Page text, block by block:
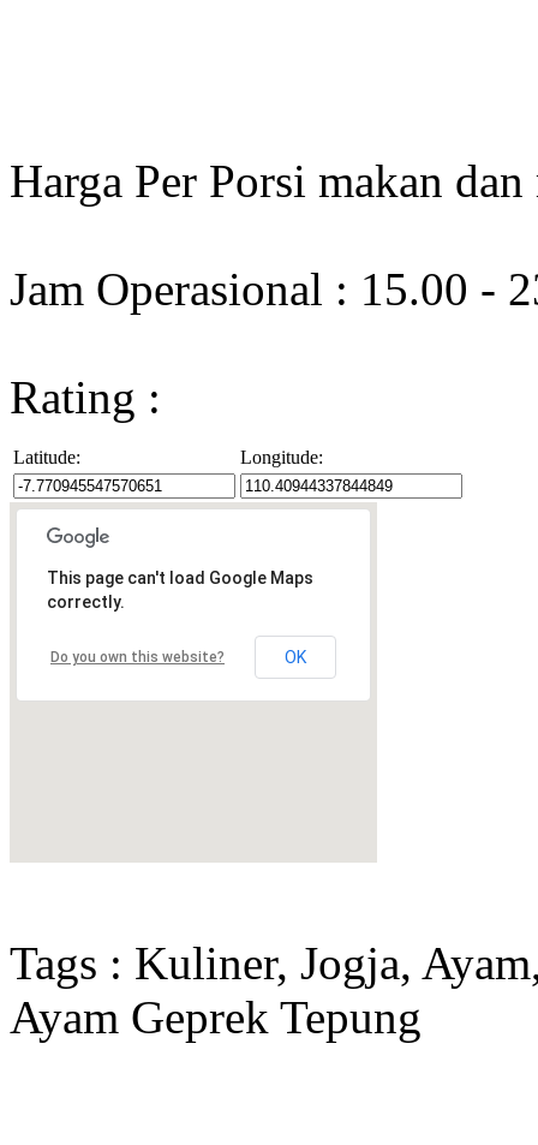
Harga Per Porsi makan
Jam Operasional : 15.00 -
Rating :
Latitude: Longitude:
This page can't load Google Maps
correctly.
Do you own this website? OK
Tags : Kuliner, Jogja,
Ayam Geprek Tepung